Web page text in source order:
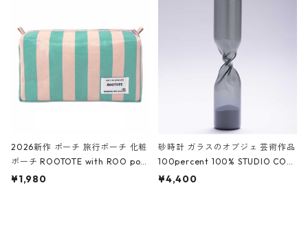
ーガンディー、オフホワイト
2026新作 ポーチ 旅行ポーチ 化粧
ポーチ ROOTOTE with ROO pou
ch 3532 ルートート WR.ポーチ.ラ
¥1,980
砂時計 ガラスのオブジェ 芸術作品
100percent 100% STUDIO COH
AKU Timeless 100パーセント ス
¥4,400